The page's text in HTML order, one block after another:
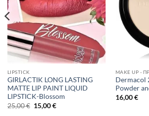
LIPSTICK
GIRLACTIK LONG LASTING
MATTE LIP PAINT LIQUID
LIPSTICK-Blossom
25,00€ Original
price
15,00€Η
MAKE UP -
Dermacol
Powder
16,00€